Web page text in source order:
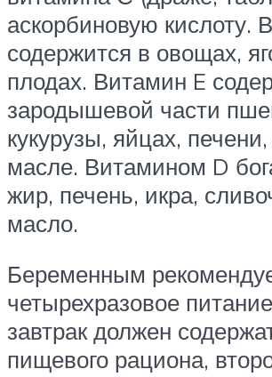
аскорбиновую кислоту.
содержится в овощах,
плодах. Витамин E
зародышевой части
кукурузы, яйцах,
масле. Витамином D
жир, печень, икра,
масло.
Беременным
четырехразовое
завтрак должен
пищевого рациона,